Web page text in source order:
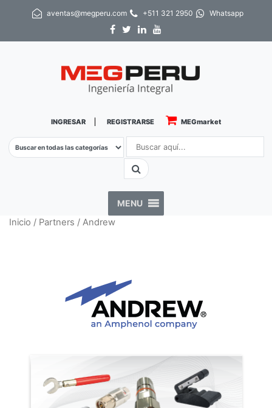
aventas@megperu.com +511 321 2950 Whatsapp
INGRESAR REGISTRARSE MEGmarket
MENU
Inicio / Partners / Andrew